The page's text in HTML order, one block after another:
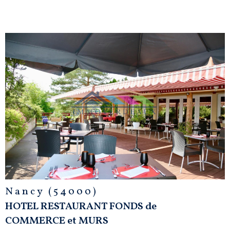
VOIR LE
BIEN
Nancy (54000)
HOTEL RESTAURANT FONDS de
COMMERCE et MURS